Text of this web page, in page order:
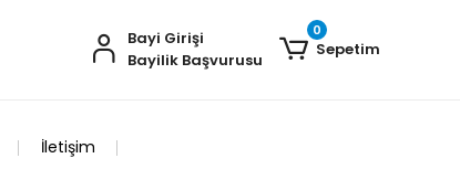
Bayi Girişi
Bayilik Başvurusu
0
Sepetim
İletişim